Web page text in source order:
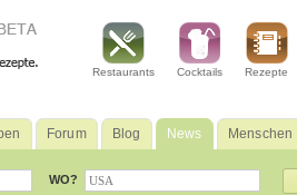
Restaurants Cocktails Rezepte
Forum Blog News Menschen
WO?